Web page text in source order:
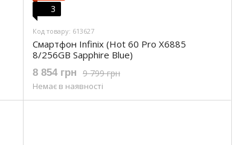
3
Код товару: 613627
Смартфон Infinix (Hot 60 Pro X6885
8/256GB Sapphire Blue)
9 799 грн
8 854 грн
Немає в наявності